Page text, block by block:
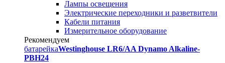
Лампы освещения
Электрические переходники и разветвители
Кабели питания
Измерительное оборудование
Рекомендуем
батарейкаWestinghouse LR6/AA Dynamo Alkaline-
PBH24